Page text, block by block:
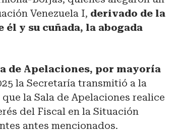
Venezuela I, derivado de la
y su cuñada, la abogada
de Apelaciones, por mayoría
la Secretaría transmitió a la
la Sala de Apelaciones realice
del Fiscal en la Situación
antes mencionados.